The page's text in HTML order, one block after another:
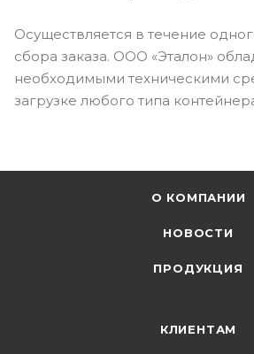
Осуществляется в течение
сбора заказа. ООО «Эталон»
необходимыми техническими
загрузке любого типа
О КОМПАНИИ
НОВОСТИ
ПРОДУКЦИЯ
КЛИЕНТАМ